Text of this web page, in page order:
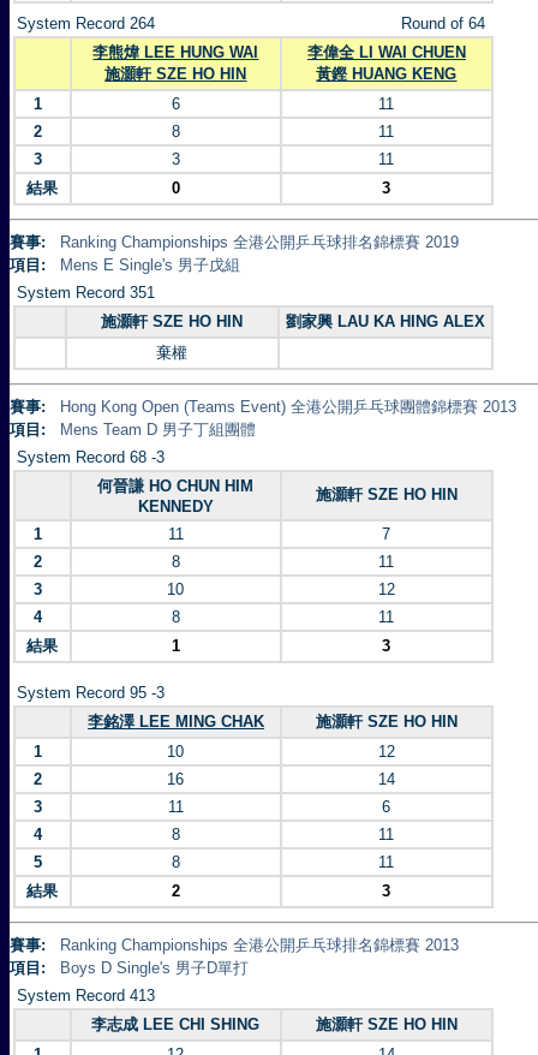
System Record 264
Round of 64
李熊煒 LEE HUNG WAI
施灝軒 SZE HO HIN
李偉全 LI WAI CHUEN
黃鏗 HUANG KENG
1
6
11
2
8
11
3
3
11
結果
0 3
賽事:
Ranking Championships 全港公開乒乓球排名錦標賽 2019
項目:
Mens E Single's 男子戊組
System Record 351
施灝軒 SZE HO HIN
劉家興 LAU KA HING ALEX
棄權
賽事:
Hong Kong Open (Teams Event) 全港公開乒乓球團體錦標賽 2013
項目:
Mens Team D 男子丁組團體
System Record 68 -3
何晉謙 HO CHUN HIM
KENNEDY
施灝軒 SZE HO HIN
1 11
7
2
8
11
3
10
12
4
8
11
結果
1 3
System Record 95 -3
李銘澤 LEE MING CHAK
施灝軒 SZE HO HIN
1
10
12
2
16
14
3
11
6
4
8
11
5
8
11
結果
2 3
賽事:
Ranking Championships 全港公開乒乓球排名錦標賽 2013
項目:
Boys D Single's 男子D單打
System Record 413
李志成 LEE CHI SHING
施灝軒 SZE HO HIN